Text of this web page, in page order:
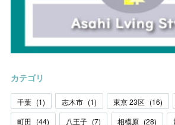
カテゴリ
千葉 (1) 志木市 (1) 東京 23区 (16)
町田 (44) 八王子 (7) 相模原 (28)